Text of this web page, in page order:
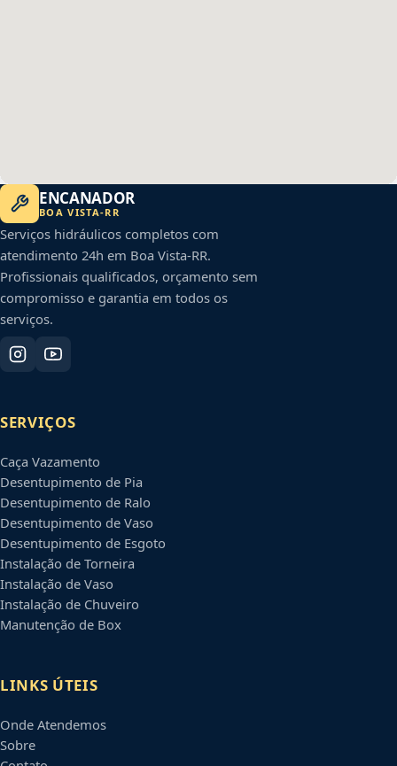
ENCANADOR
BOA VISTA-RR
Serviços hidráulicos completos com
atendimento 24h em Boa Vista-RR.
Profissionais qualificados, orçamento sem
compromisso e garantia em todos os
serviços.
SERVIÇOS
Caça Vazamento
Desentupimento de Pia
Desentupimento de Ralo
Desentupimento de Vaso
Desentupimento de Esgoto
Instalação de Torneira
Instalação de Vaso
Instalação de Chuveiro
Manutenção de Box
LINKS ÚTEIS
Onde Atendemos
Sobre